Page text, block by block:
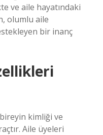
ve aile hayatındaki
olumlu aile
bir inanç
kimliği ve
Aile üyeleri